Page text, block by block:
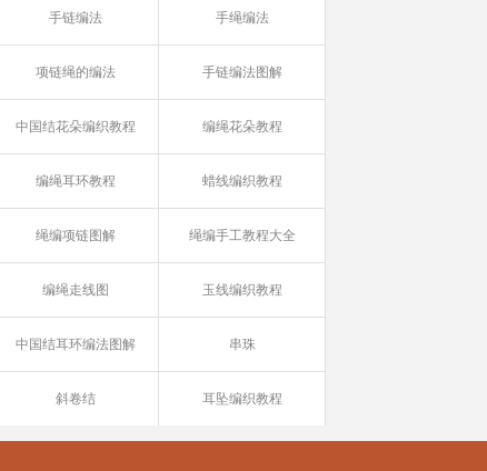
手链编法 手绳编法
项链绳的编法 手链编法图解
中国结花朵编织教程 编绳花朵教程
编绳耳环教程 蜡线编织教程
绳编项链图解 绳编手工教程大全
编绳走线图 玉线编织教程
中国结耳环编法图解 串珠
斜卷结 耳坠编织教程